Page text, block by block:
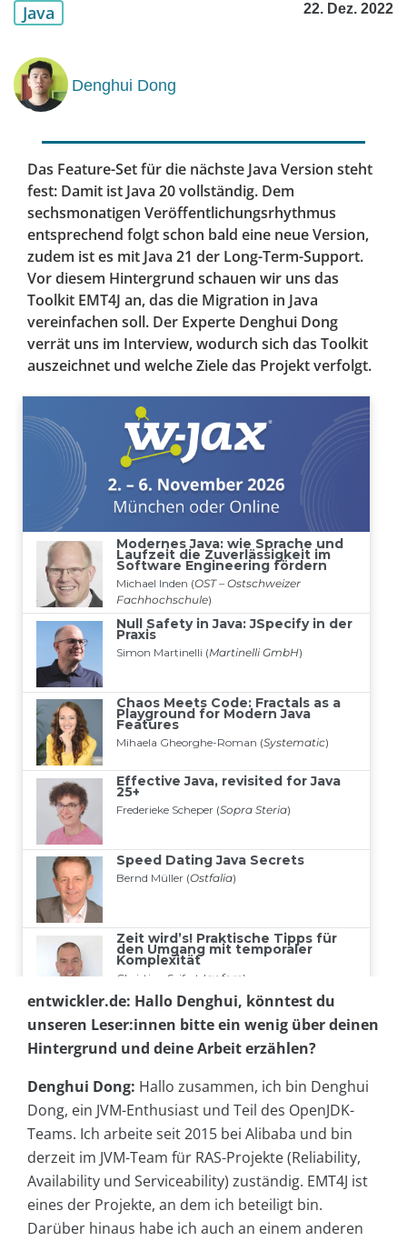
Java 22. Dez. 2022
Denghui Dong
Das Feature-Set für die nächste Java Version steht
fest: Damit ist Java 20 vollständig. Dem
sechsmonatigen Veröffentlichungsrhythmus
entsprechend folgt schon bald eine neue Version,
zudem ist es mit Java 21 der Long-Term-Support.
Vor diesem Hintergrund schauen wir uns das
Toolkit EMT4J an, das die Migration in Java
vereinfachen soll. Der Experte Denghui Dong
verrät uns im Interview, wodurch sich das Toolkit
auszeichnet und welche Ziele das Projekt verfolgt.
entwickler.de: Hallo Denghui, könntest du
unseren Leser:innen bitte ein wenig über deinen
Hintergrund und deine Arbeit erzählen?
Denghui Dong: Hallo zusammen, ich bin Denghui
Dong, ein JVM-Enthusiast und Teil des OpenJDK-
Teams. Ich arbeite seit 2015 bei Alibaba und bin
derzeit im JVM-Team für RAS-Projekte (Reliability,
Availability und Serviceability) zuständig. EMT4J ist
eines der Projekte, an dem ich beteiligt bin.
Darüber hinaus habe ich auch an einem anderen